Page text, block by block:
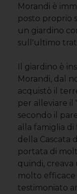
Morandi è
posto proprio
un giardino
sull'ultimo
Il giardino è
Morandi, dal
acquistò il
per alleviare
secondo il
alla famiglia di
della Cascata
portata di
quindi,
molto efficace
testimoniato